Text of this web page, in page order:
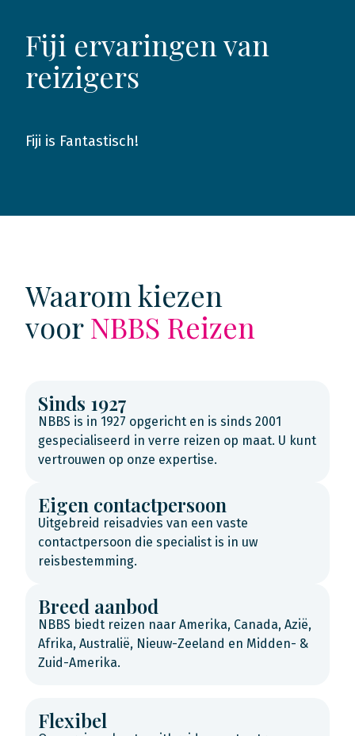
Fiji ervaringen van
reizigers
2025
Fiji is Fantastisch!
Waarom kiezen
voorNBBS Reizen
Sinds 1927
NBBS is in 1927 opgericht en is sinds 2001
gespecialiseerd in verre reizen op maat. U kunt
vertrouwen op onze expertise.
Eigen contactpersoon
Uitgebreid reisadvies van een vaste
contactpersoon die specialist is in uw
reisbestemming.
Breed aanbod
NBBS biedt reizen naar Amerika, Canada, Azië,
Afrika, Australië, Nieuw-Zeeland en Midden- &
Zuid-Amerika.
Flexibel